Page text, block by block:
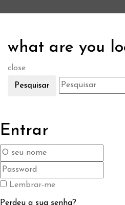
what are you
close
Pesquisar
Entrar
Lembrar-me
Perdeu a sua senha?